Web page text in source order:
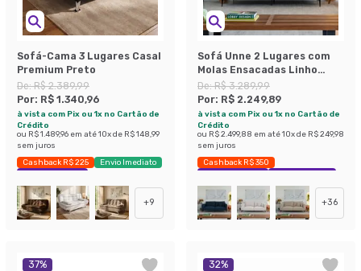
Sofá-Cama 3 Lugares Casal
Premium Preto
De:R$ 2.389,99
Por: R$ 1.340,96
à vista com Pix ou 1x no Cartão de
Crédito
ou R$ 1.489,96 em até10x de R$ 148,99
sem juros
Cashback R$ 225
Envio Imediato
Exclusivo Mobly
+9
Sofá Unne 2 Lugares com
Molas Ensacadas Linho
Cinza 170 cm
De:R$ 3.289,99
Por: R$ 2.249,89
à vista com Pix ou 1x no Cartão de
Crédito
ou R$ 2.499,88 em até10x de R$ 249,98
sem juros
Cashback R$ 350
Exclusivo Mobly
Economize 31%
+36
37% 32%